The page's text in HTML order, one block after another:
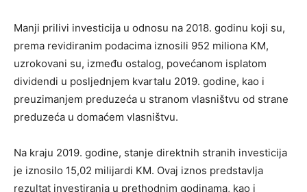
Manji prilivi investicija u odnosu na 2018. godinu koji su,
prema revidiranim podacima iznosili 952 miliona KM,
uzrokovani su, između ostalog, povećanom isplatom
dividendi u posljednjem kvartalu 2019. godine, kao i
preuzimanjem preduzeća u stranom vlasništvu od strane
preduzeća u domaćem vlasništvu.
Na kraju 2019. godine, stanje direktnih stranih investicija
je iznosilo 15,02 milijardi KM. Ovaj iznos predstavlja
rezultat investiranja u prethodnim godinama, kao i